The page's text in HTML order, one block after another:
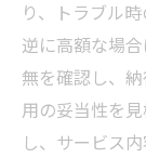
り、トラブル
逆に高額な場
無を確認し、
用の妥当性を
し、サービス